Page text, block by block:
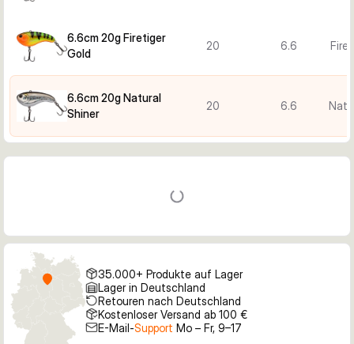
6.6cm 20g Firetiger
Gold
20 6.6
6.6cm 20g Natural
Shiner
20 6.6
35.000+ Produkte auf Lager
Lager in Deutschland
Retouren nach Deutschland
Kostenloser Versand ab 100 €
E-Mail-Support Mo – Fr, 9–17